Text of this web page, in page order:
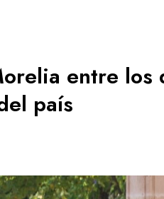
entre los
país